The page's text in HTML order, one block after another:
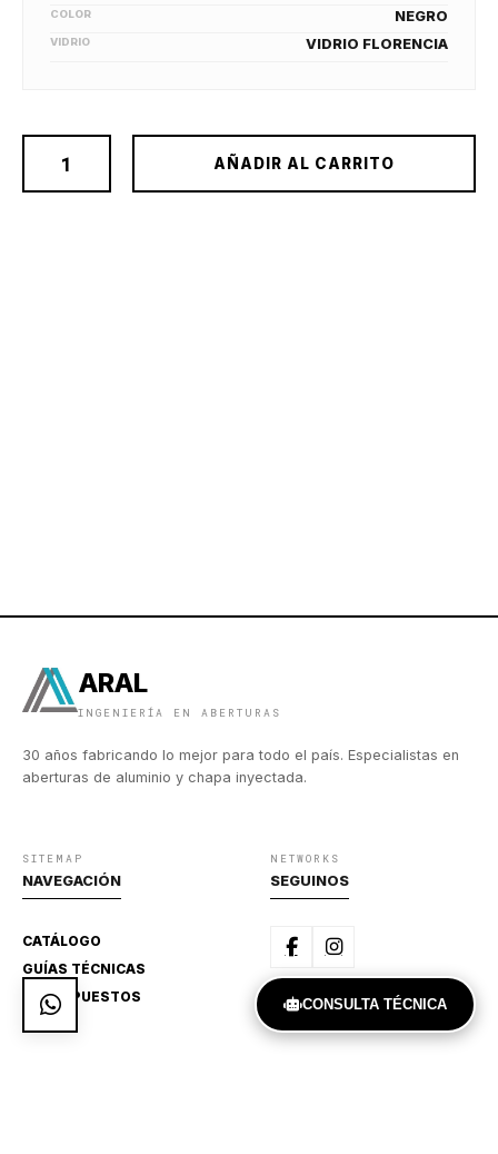
COLOR NEGRO
VIDRIO VIDRIO FLORENCIA
AÑADIR AL CARRITO
ARAL
INGENIERÍA EN ABERTURAS
30 años fabricando lo mejor para todo el país. Especialistas en
aberturas de aluminio y chapa inyectada.
SITEMAP
NAVEGACIÓN
CATÁLOGO
GUÍAS TÉCNICAS
PRESUPUESTOS
NETWORKS
SEGUINOS
CONSULTA TÉCNICA